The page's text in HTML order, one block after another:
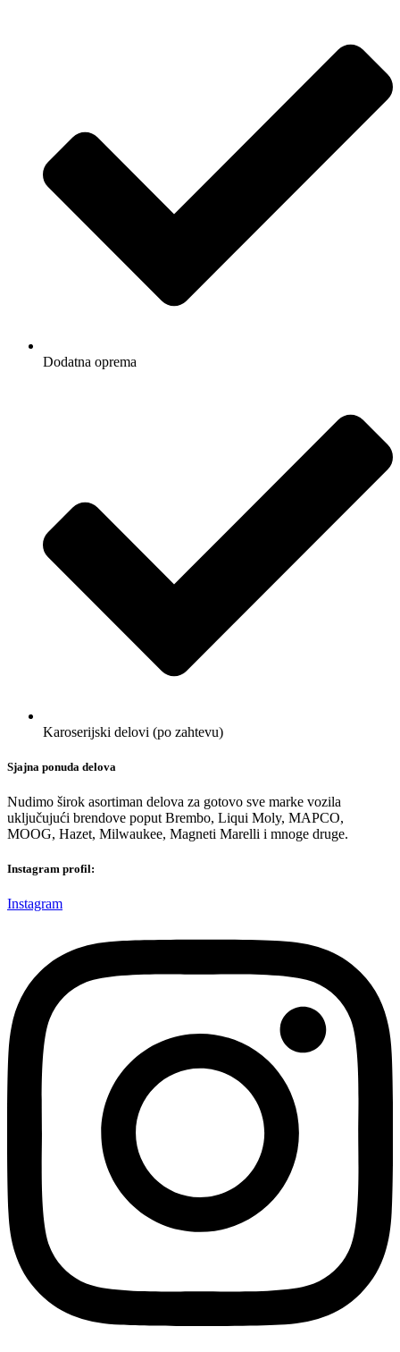
Dodatna oprema
Karoserijski delovi (po zahtevu)
Sjajna ponuda delova
Nudimo širok asortiman delova za gotovo sve marke vozila
uključujući brendove poput Brembo, Liqui Moly, MAPCO,
MOOG, Hazet, Milwaukee, Magneti Marelli i mnoge druge.
Instagram profil:
Instagram